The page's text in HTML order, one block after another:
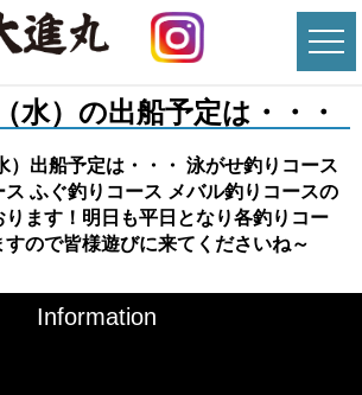
水）の出船予定は・・・
）出船予定は・・・ 泳がせ釣りコース
ふぐ釣りコース メバル釣りコースの
ります！明日も平日となり各釣りコー
すので皆様遊びに来てくださいね～
Information